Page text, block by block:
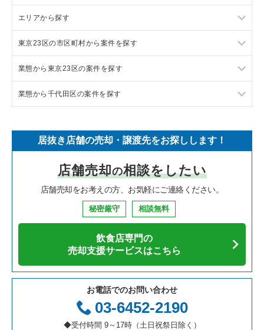
ラーメンの居抜き売却物件の案件一覧
フランス料理の居抜き売却物件の案件一覧
イタリア料理の居抜き売却物件の案件一覧
中華の居抜き売却物件の案件一覧
寿司の居抜き売却物件の案件一覧
焼肉の居抜き売却物件の案件一覧
鉄板焼き・お好み焼の居抜き売却物件の案件一覧
カフェの居抜き売却物件の案件一覧
テイクアウトの居抜き売却物件の案件一覧
お弁当・惣菜・デリの居抜き売却物件の案件一覧
カラオケ・パブ・スナックの居抜き売却物件の案件一覧
エリアから探す
東京23区の飲食店の居抜き売却物件の案件一覧
東京都下の飲食店の居抜き売却物件の案件一覧
千葉県の飲食店の居抜き売却物件の案件一覧
神奈川県の飲食店の居抜き売却物件の案件一覧
大阪府の飲食店の居抜き売却物件の案件一覧
兵庫県の飲食店の居抜き売却物件の案件一覧
愛知県の飲食店の居抜き売却物件の案件一覧
岐阜県の飲食店の居抜き売却物件の案件一覧
三重県の飲食店の居抜き売却物件の案件一覧
東京23区の市区町村から案件を探す
目黒区の飲食店の居抜き売却物件の案件一覧
渋谷区の飲食店の居抜き売却物件の案件一覧
新宿区の飲食店の居抜き売却物件の案件一覧
葛飾区の飲食店の居抜き売却物件の案件一覧
中央区の飲食店の居抜き売却物件の案件一覧
千代田区の飲食店の居抜き売却物件の案件一覧
港区の飲食店の居抜き売却物件の案件一覧
足立区の飲食店の居抜き売却物件の案件一覧
板橋区の飲食店の居抜き売却物件の案件一覧
業態から東京23区の案件を探す
東京23区のラーメンの居抜き売却物件の案件一覧
東京23区のイタリア料理の居抜き売却物件の案件一覧
東京23区の中華の居抜き売却物件の案件一覧
東京23区のそば・うどんの居抜き売却物件の案件一覧
東京23区の焼肉の居抜き売却物件の案件一覧
東京23区の鉄板焼き・お好み焼の居抜き売却物件の案件一覧
東京23区のアジア料理の居抜き売却物件の案件一覧
東京23区のカフェの居抜き売却物件の案件一覧
業態から千代田区の案件を探す
千代田区のフランス料理の居抜き売却物件の案件一覧
千代田区のイタリア料理の居抜き売却物件の案件一覧
千代田区の中華の居抜き売却物件の案件一覧
千代田区の寿司の居抜き売却物件の案件一覧
千代田区の焼肉の居抜き売却物件の案件一覧
千代田区の鉄板焼き・お好み焼の居抜き売却物件の案件一覧
千代田区のアジア料理の居抜き売却物件の案件一覧
居抜き店舗の売却・譲渡先をお探しします！
店舗売却の相談をしたい
店舗売却をお考えの方、お気軽にご連絡ください。
秘密厳守 相談無料
飲食店専門の
売却支援サービスはこちら
お電話でのお問い合わせ
03-6452-2190
◆受付時間 9～17時（土日祝祭日除く）